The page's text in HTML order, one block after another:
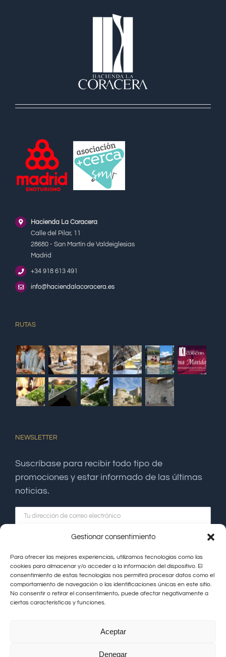
Gestionar consentimiento
Para ofrecer las mejores experiencias, utilizamos tecnologías como las
cookies para almacenar y/o acceder a la información del dispositivo. El
consentimiento de estas tecnologías nos permitirá procesar datos como el
comportamiento de navegación o las identificaciones únicas en este sitio.
No consentir o retirar el consentimiento, puede afectar negativamente a
ciertas características y funciones.
Aceptar
Denegar
Hacienda La Coracera
Calle del Pilar, 11
28680 - San Martín de Valdeiglesias
Madrid
+34 918 613 491
info@haciendalacoracera.es
RUTAS
NEWSLETTER
Suscríbase para recibir todo tipo de
promociones y estar informado de las últimas
noticias.
Política de Cookies